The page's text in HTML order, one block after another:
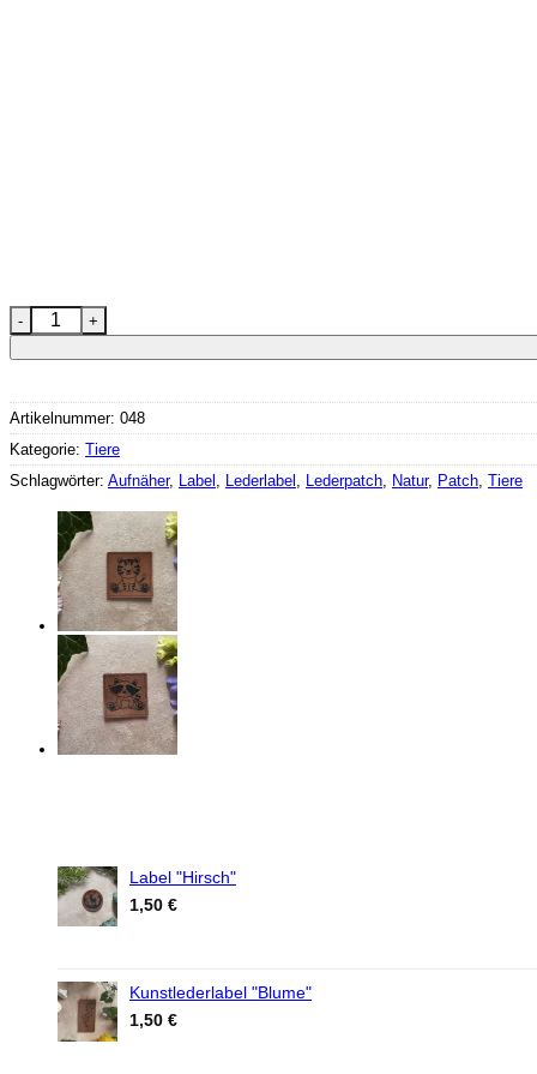
Lederlabel "Ameise" Menge
Artikelnummer: 048
Kategorie: Tiere
Schlagwörter: Aufnäher, Label , Lederlabel , Lederpatch, Natur, Patch, Tiere
Label "Hirsch"
1,50 €
Kunstlederlabel "Blume"
1,50 €